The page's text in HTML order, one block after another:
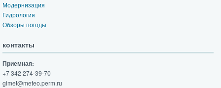
Модернизация
Гидрология
Обзоры погоды
контакты
Приемная:
+7 342 274-39-70
gimet@meteo.perm.ru